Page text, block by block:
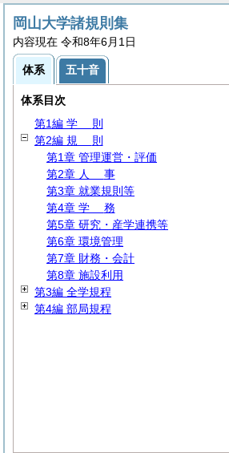
岡山大学諸規則集
内容現在 令和8年6月1日
体系 五十音
体系目次
第1編 学 則
第2編 規 則
第1章 管理運営・評価
第2章 人 事
第3章 就業規則等
第4章 学 務
第5章 研究・産学連携等
第6章 環境管理
第7章 財務・会計
第8章 施設利用
第3編 全学規程
第4編 部局規程